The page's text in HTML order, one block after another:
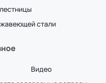
стали
Видео